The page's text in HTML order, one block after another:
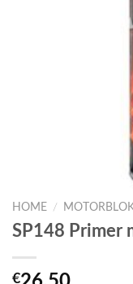
HOME /
SP148 Primer
€